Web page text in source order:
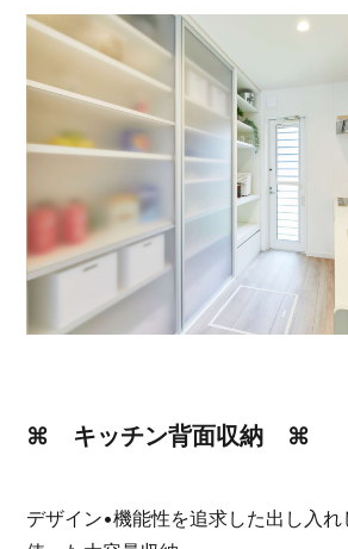
⌘ キッチン背面収納 ⌘
デザイン•機能性を追求した出し入